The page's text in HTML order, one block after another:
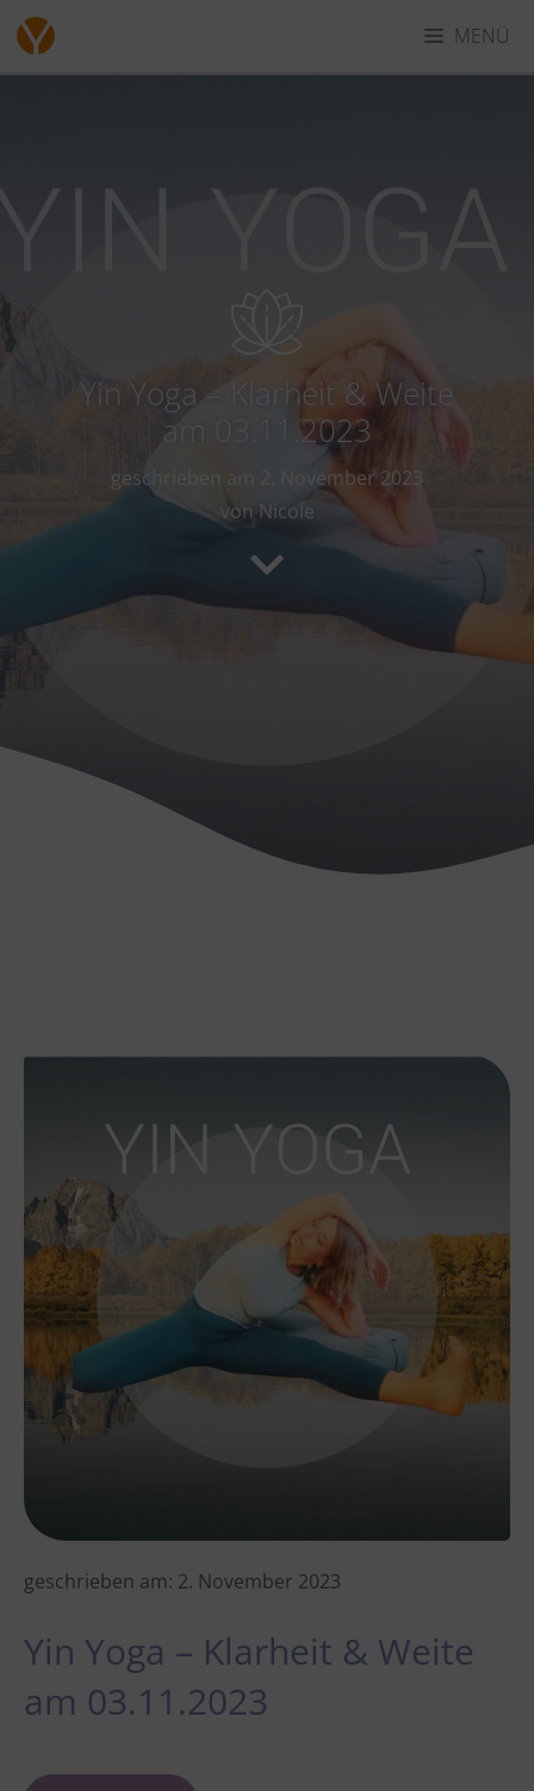
Zum
Inhalt
springen
MENÜ
Yin Yoga – Klarheit & Weite
am 03.11.2023
geschrieben am
2. November 2023
von Nicole
geschrieben am: 2. November 2023
Yin Yoga – Klarheit & Weite
am 03.11.2023